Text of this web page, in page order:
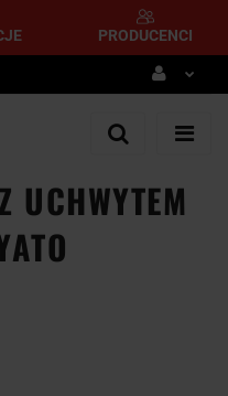
PRODUCENCI
Zaloguj się
Dodaj zgłoszenie
UCHWYTEM